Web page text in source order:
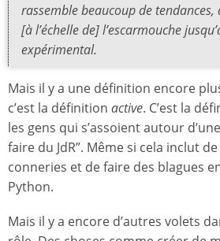
rassemble beaucoup de
[à l’échelle de] l’escarmouche
expérimental.
Mais il y a une définition encore
c’est la définition active. C’est la
les gens qui s’assoient autour
faire du JdR”. Même si cela inclut
conneries et de faire des blagues
Python.
Mais il y a encore d’autres volets